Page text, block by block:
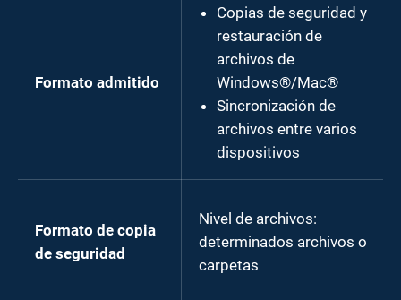
Formato admitido
Copias de seguridad y
restauración de
archivos de
Windows®/Mac®
Sincronización de
archivos entre varios
dispositivos
Formato de copia
de seguridad
Nivel de archivos:
determinados archivos o
carpetas